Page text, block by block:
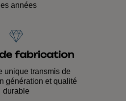
années
fabrication
unique transmis de
génération et qualité
durable